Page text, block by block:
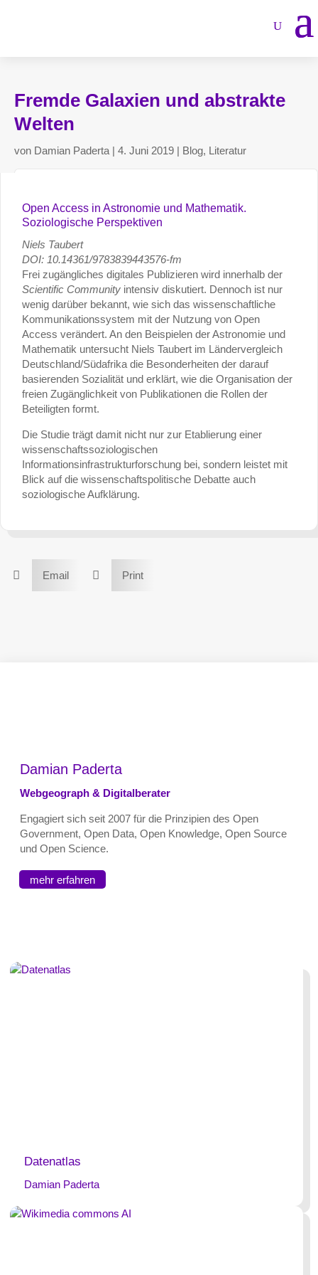
Fremde Galaxien und abstrakte
Welten
von Damian Paderta | 4. Juni 2019 | Blog, Literatur
Open Access in Astronomie und Mathematik.
Soziologische Perspektiven
Niels Taubert
DOI: 10.14361/9783839443576-fm
Frei zugängliches digitales Publizieren wird innerhalb der
Scientific Community intensiv diskutiert. Dennoch ist nur
wenig darüber bekannt, wie sich das wissenschaftliche
Kommunikationssystem mit der Nutzung von Open
Access verändert. An den Beispielen der Astronomie und
Mathematik untersucht Niels Taubert im Ländervergleich
Deutschland/Südafrika die Besonderheiten der darauf
basierenden Sozialität und erklärt, wie die Organisation der
freien Zugänglichkeit von Publikationen die Rollen der
Beteiligten formt.
Die Studie trägt damit nicht nur zur Etablierung einer
wissenschaftssoziologischen
Informationsinfrastrukturforschung bei, sondern leistet mit
Blick auf die wissenschaftspolitische Debatte auch
soziologische Aufklärung.
 Email  Print
Damian Paderta
Webgeograph & Digitalberater
Engagiert sich seit 2007 für die Prinzipien des Open
Government, Open Data, Open Knowledge, Open Source
und Open Science.
mehr erfahren
Datenatlas
Damian Paderta